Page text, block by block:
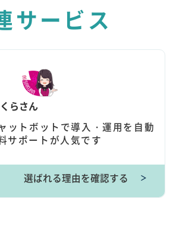
サービス
らさん
ットボットで導入・運用を自動
サポートが人気です
選ばれる理由を確認する ＞